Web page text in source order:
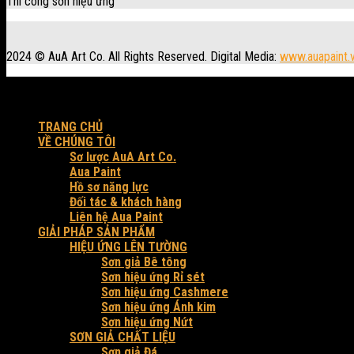
2024 © AuA Art Co. All Rights Reserved. Digital Media:
TRANG CHỦ
VỀ CHÚNG TÔI
Sơ lược AuA Art Co.
Aua Paint
Hồ sơ năng lực
Đối tác & khách hàng
Liên hệ Aua Paint
GIẢI PHÁP SẢN PHẨM
HIỆU ỨNG LÊN TƯỜNG
Sơn giả Bê tông
Sơn hiệu ứng Rỉ sét
Sơn hiệu ứng Cashmere
Sơn hiệu ứng Ánh kim
Sơn hiệu ứng Nứt
SƠN GIẢ CHẤT LIỆU